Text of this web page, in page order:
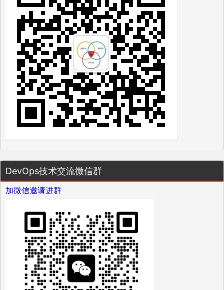
DevOps技术交流微信群
加微信邀请进群